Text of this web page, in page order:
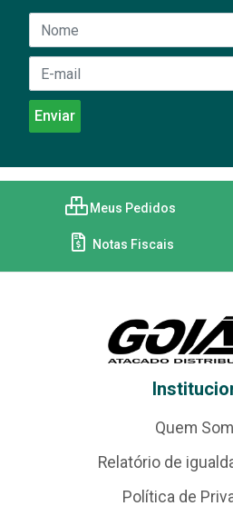
Meus Pedidos
Notas Fiscais
Quem
Relatório de
Política de